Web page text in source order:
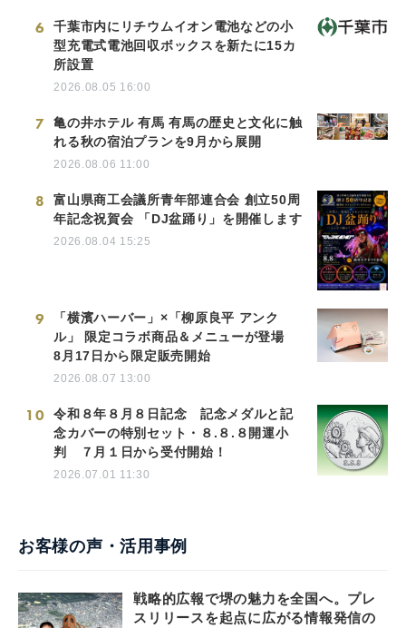
6
千葉市内にリチウムイオン電池などの小
型充電式電池回収ボックスを新たに15カ
所設置
2026.08.05 16:00
7
亀の井ホテル 有馬 有馬の歴史と文化に触
れる秋の宿泊プランを9月から展開
2026.08.06 11:00
8
富山県商工会議所青年部連合会 創立50周
年記念祝賀会 「DJ盆踊り」を開催します
2026.08.04 15:25
9
「横濱ハーバー」×「柳原良平 アンク
ル」 限定コラボ商品＆メニューが登場
8月17日から限定販売開始
2026.08.07 13:00
10
令和８年８月８日記念 記念メダルと記
念カバーの特別セット・８.８.８開運小
判 ７月１日から受付開始！
2026.07.01 11:30
お客様の声・活用事例
戦略的広報で堺の魅力を全国へ。プレ
スリリースを起点に広がる情報発信の